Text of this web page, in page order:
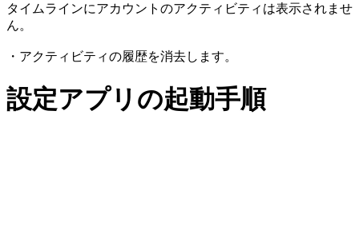
タイムラインにアカウントのアクティビティは表示されませ
ん。
・アクティビティの履歴を消去します。
設定アプリの起動手順